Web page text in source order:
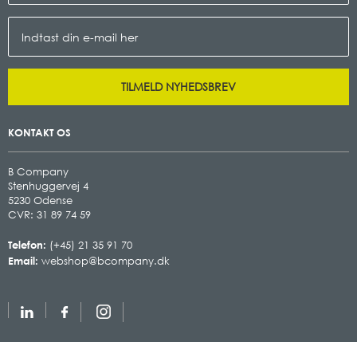
TILMELD NYHEDSBREV
KONTAKT OS
B Company
Stenhuggervej 4
5230 Odense
CVR: 31 89 74 59
Telefon: (+45) 21 35 91 70
Email: webshop@bcompany.dk